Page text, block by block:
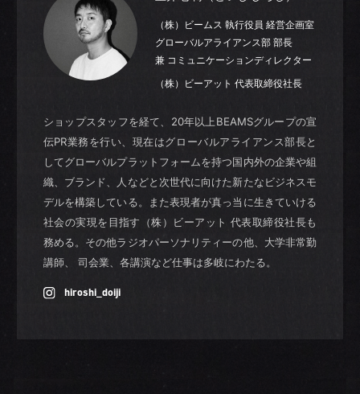
（株）ビームス 執行役員 経営企画室
グローバルアライアンス部 部長
兼 コミュニケーションディレクター
（株）ビーアット 代表取締役社長
ショップスタッフを経て、20年以上BEAMSグループの宣
伝PR業務を行い、現在はグローバルアライアンス部長と
してグローバルプラットフォームを持つ国内外の企業や組
織、ブランド、人などと次世代に向けた新たなビジネスモ
デルを構築している。また表現者が真っ当に生きていける
社会の実現を目指す（株）ビーアット 代表取締役社長も
務める。その他ラジオパーソナリティーの他、大学非常勤
講師、 司会業、各講演など仕事は多岐にわたる。
hiroshi_doiji